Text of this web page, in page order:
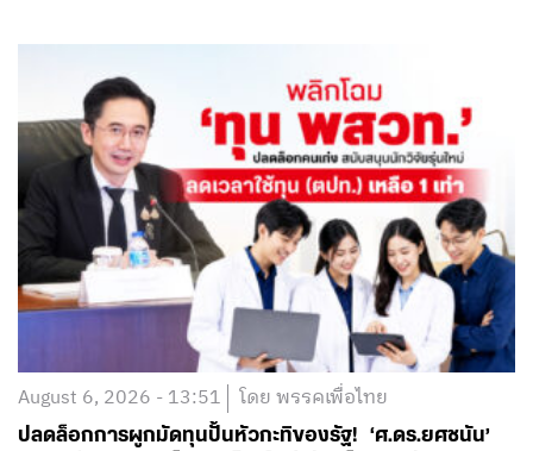
August 6, 2026 - 13:51 โดย พรรคเพื่อไทย
ปลดล็อกการผูกมัดทุนปั้นหัวกะทิของรัฐ! ‘ศ.ดร.ยศชนัน’